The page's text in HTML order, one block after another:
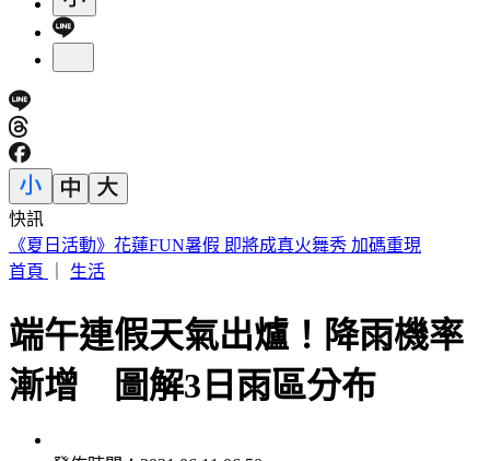
快訊
188萬《龍藏經》賣掉了！大戶不甩7折 店員爆「付現買原
價」
端午連假天氣出爐！降雨機率
漸增 圖解3日雨區分布